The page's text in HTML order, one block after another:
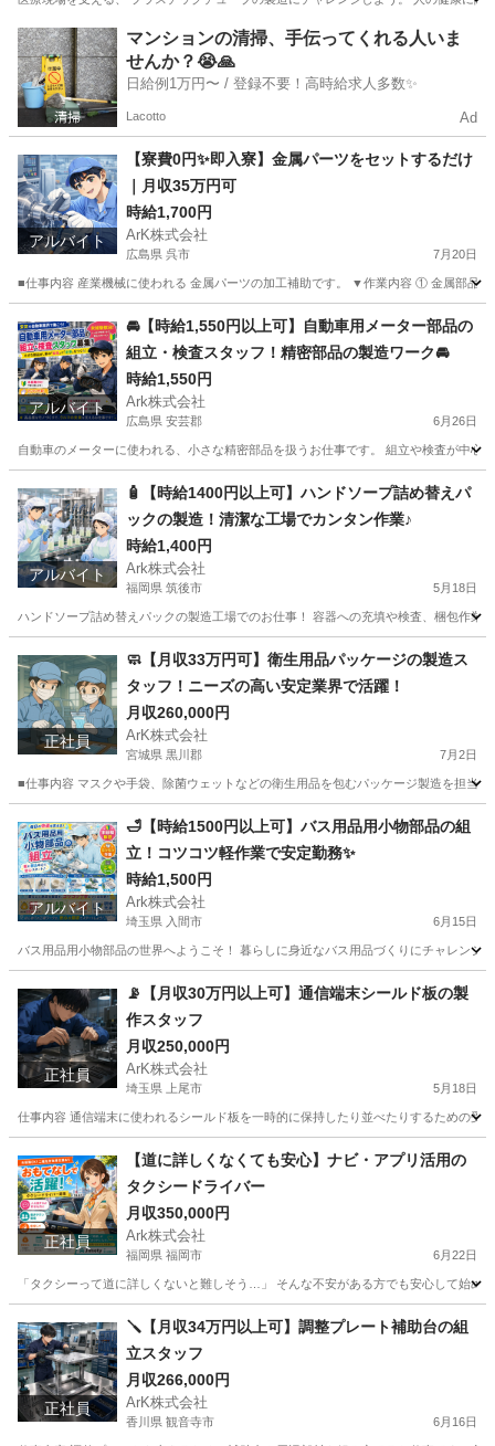
三重 四日市市 工場
マンションの清掃、手伝ってくれる人いま
せんか？😭🙏
日給例1万円〜 / 登録不要！高時給求人多数✨
Lacotto Ad
アルバイト
【寮費0円✨即入寮】金属パーツをセットするだけ
｜月収35万円可
時給1,700円
ArK株式会社
広島県 呉市 7月20日
■仕事内容 産業機械に使われる 金属パーツの加工補助です。 ▼作業内容 ① 金属部品
工場 無料
アルバイト
🚘【時給1,550円以上可】自動車用メーター部品の
組立・検査スタッフ！精密部品の製造ワーク🚘
時給1,550円
Ark株式会社
広島県 安芸郡 6月26日
自動車のメーターに使われる、小さな精密部品を扱うお仕事です。 組立や検査が中
工場 自動車
アルバイト
🧴【時給1400円以上可】ハンドソープ詰め替えパ
ックの製造！清潔な工場でカンタン作業♪
時給1,400円
Ark株式会社
福岡県 筑後市 5月18日
ハンドソープ詰め替えパックの製造工場でのお仕事！ 容器への充填や検査、梱包作
工場 時給
正社員
🧼【月収33万円可】衛生用品パッケージの製造ス
タッフ！ニーズの高い安定業界で活躍！
月収260,000円
ArK株式会社
宮城県 黒川郡 7月2日
■仕事内容 マスクや手袋、除菌ウェットなどの衛生用品を包むパッケージ製造を担
工場 パッケージ
アルバイト
🛁【時給1500円以上可】バス用品用小物部品の組
立！コツコツ軽作業で安定勤務✨
時給1,500円
Ark株式会社
埼玉県 入間市 6月15日
バス用品用小物部品の世界へようこそ！ 暮らしに身近なバス用品づくりにチャレン
工場 時給
正社員
📡【月収30万円以上可】通信端末シールド板の製
作スタッフ
月収250,000円
ArK株式会社
埼玉県 上尾市 5月18日
仕事内容 通信端末に使われるシールド板を一時的に保持したり並べたりするための
工場
正社員
【道に詳しくなくても安心】ナビ・アプリ活用の
タクシードライバー
月収350,000円
Ark株式会社
福岡県 福岡市 6月22日
「タクシーって道に詳しくないと難しそう…」 そんな不安がある方でも安心して始
ドライバー 未経験
正社員
🪛【月収34万円以上可】調整プレート補助台の組
立スタッフ
月収266,000円
ArK株式会社
香川県 観音寺市 6月16日